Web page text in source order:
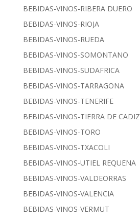
BEBIDAS-VINOS-RIBERA DUERO
BEBIDAS-VINOS-RIOJA
BEBIDAS-VINOS-RUEDA
BEBIDAS-VINOS-SOMONTANO
BEBIDAS-VINOS-SUDAFRICA
BEBIDAS-VINOS-TARRAGONA
BEBIDAS-VINOS-TENERIFE
BEBIDAS-VINOS-TIERRA DE CADIZ
BEBIDAS-VINOS-TORO
BEBIDAS-VINOS-TXACOLI
BEBIDAS-VINOS-UTIEL REQUENA
BEBIDAS-VINOS-VALDEORRAS
BEBIDAS-VINOS-VALENCIA
BEBIDAS-VINOS-VERMUT